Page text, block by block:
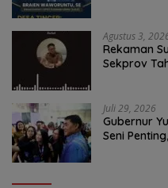
Agustus 3,
Rekaman
Sekprov
Juli 29, 2026
Gubernur
Seni